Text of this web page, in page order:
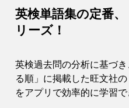
英検単語集の定番
リーズ！
英検過去問の分析に基づ
る順」に掲載した旺文社
をアプリで効率的に学習で